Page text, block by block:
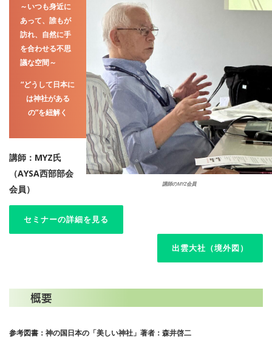
講師のMYZ会員
～いつも身近に
あって、誰もが
訪れ、自然に手
を合わせる不思
議な空間～
“どうして日本に
は神社がある
の”を紐解く
講師：MYZ氏
（AYSA西部部会
会員）
セミナーの詳細を見る
出雲大社（境外図）
概要
参考図書：神の国日本の「美しい神社」著者：森井啓二